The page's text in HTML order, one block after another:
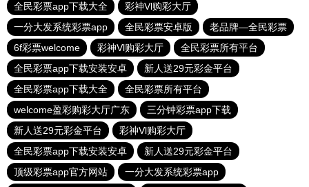
全民彩票app下载大全
彩神Vl购彩大厅
一分大发系统彩票app
全民彩票安卓版
老品牌—全民彩票
6f彩票welcome
彩神Vl购彩大厅
全民彩票所有平台
全民彩票app下载安装安卓
新人送29元彩金平台
全民彩票app下载大全
全民彩票所有平台
welcome盈彩购彩大厅广东
三分钟彩票app下载
新人送29元彩金平台
彩神Vl购彩大厅
全民彩票app下载安装安卓
新人送29元彩金平台
顶级彩票app官方网站
一分大发系统彩票app